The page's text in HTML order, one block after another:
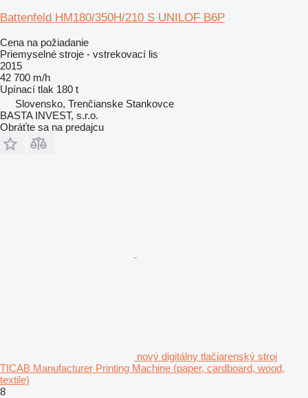
Battenfeld HM180/350H/210 S UNILOF B6P
Cena na požiadanie
Priemyselné stroje - vstrekovací lis
2015
42 700 m/h
Upínací tlak 180 t
Slovensko, Trenčianske Stankovce
BASTA INVEST, s.r.o.
Obráťte sa na predajcu
nový digitálny tlačiarenský stroj
TICAB Manufacturer Printing Machine (paper, cardboard, wood,
textile)
8